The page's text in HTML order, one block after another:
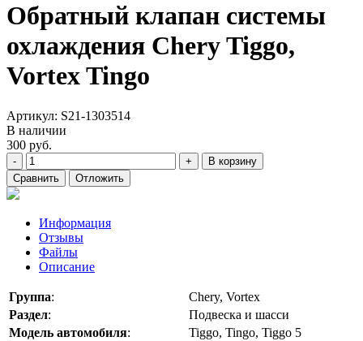
Обратный клапан системы
охлаждения Chery Tiggo,
Vortex Tingo
Артикул: S21-1303514
В наличии
300 руб.
- +
В корзину
Сравнить
Отложить
Информация
Отзывы
Файлы
Описание
Группа:
Chery, Vortex
Раздел:
Подвеска и шасси
Модель автомобиля: Tiggo, Tingo, Tiggo 5